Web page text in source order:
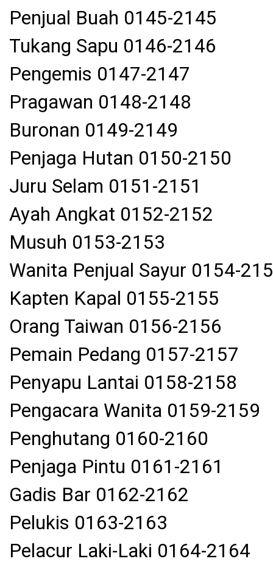
Penjual Buah 0145-2145
Tukang Sapu 0146-2146
Pengemis 0147-2147
Pragawan 0148-2148
Buronan 0149-2149
Penjaga Hutan 0150-2150
Juru Selam 0151-2151
Ayah Angkat 0152-2152
Musuh 0153-2153
Wanita Penjual Sayur 0154-
Kapten Kapal 0155-2155
Orang Taiwan 0156-2156
Pemain Pedang 0157-2157
Penyapu Lantai 0158-2158
Pengacara Wanita 0159-2159
Penghutang 0160-2160
Penjaga Pintu 0161-2161
Gadis Bar 0162-2162
Pelukis 0163-2163
Pelacur Laki-Laki 0164-2164